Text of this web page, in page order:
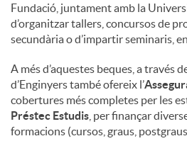
Fundació, juntament amb la
d’organitzar tallers, concursos de
secundària o d’impartir seminaris,
A més d’aquestes beques, a través
d’Enginyers també ofereix l’
cobertures més completes per les
Préstec Estudis , per finançar
formacions (cursos, graus,